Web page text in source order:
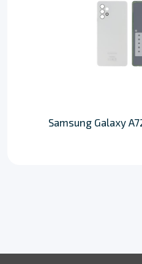
Samsung Galaxy